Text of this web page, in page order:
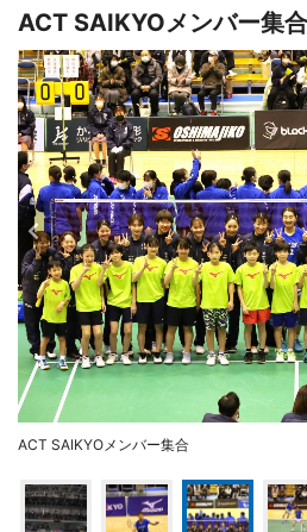
ACT SAIKYOメンバー集合
ACT SAIKYOメンバー集合